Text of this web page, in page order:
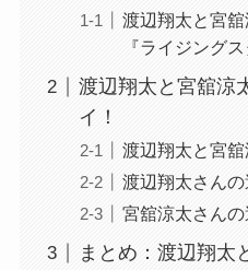
渡辺翔太と宮
『ライジングス
渡辺翔太と宮舘涼
イ！
渡辺翔太と宮
渡辺翔太さん
宮舘涼太さん
まとめ：渡辺翔太